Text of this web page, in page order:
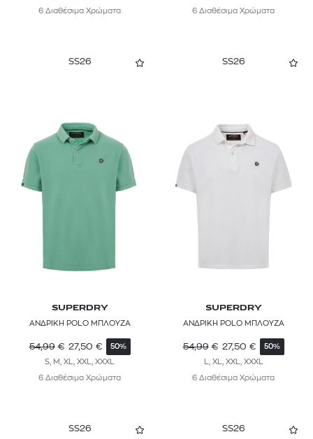
6 Διαθέσιμα Χρώματα 6 Διαθέσιμα Χρώματα
SS26
SUPERDRY
ΑΝΔΡΙΚΗ POLO ΜΠΛΟΥΖΑ
54,99 € 27,50 € 50%
S, M, XL, XXL, XXXL
6 Διαθέσιμα Χρώματα
SS26
SUPERDRY
ΑΝΔΡΙΚΗ POLO ΜΠΛΟΥΖΑ
54,99 € 27,50 € 50%
L, XL, XXL, XXXL
6 Διαθέσιμα Χρώματα
SS26 SS26